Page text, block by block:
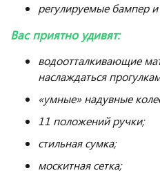
регулируемые бампер
Вас приятно удивят:
водоотталкивающие
наслаждаться
«умные» надувные
11 положений ручки;
стильная сумка;
москитная сетка;